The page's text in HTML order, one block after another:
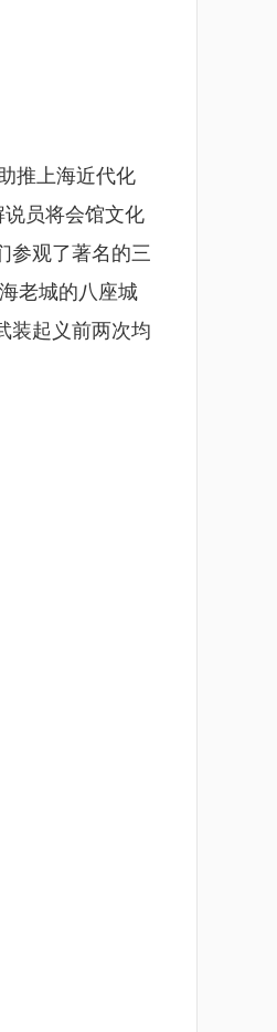
推上海近代化
员将会馆文化
参观了著名的三
老城的八座城
装起义前两次均